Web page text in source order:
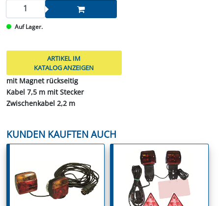
Auf Lager.
ARTIKEL IM
KATALOG ANZEIGEN
mit Magnet rückseitig
Kabel 7,5 m mit Stecker
Zwischenkabel 2,2 m
KUNDEN KAUFTEN AUCH